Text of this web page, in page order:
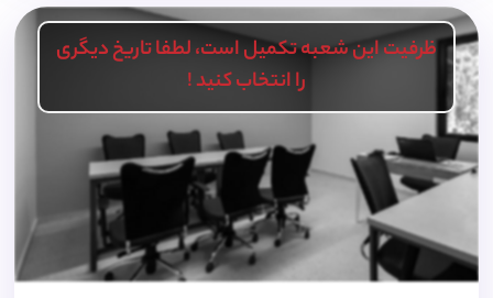
ظرفیت این شعبه تکمیل است، لطفا تاریخ دیگری
را انتخاب کنید !